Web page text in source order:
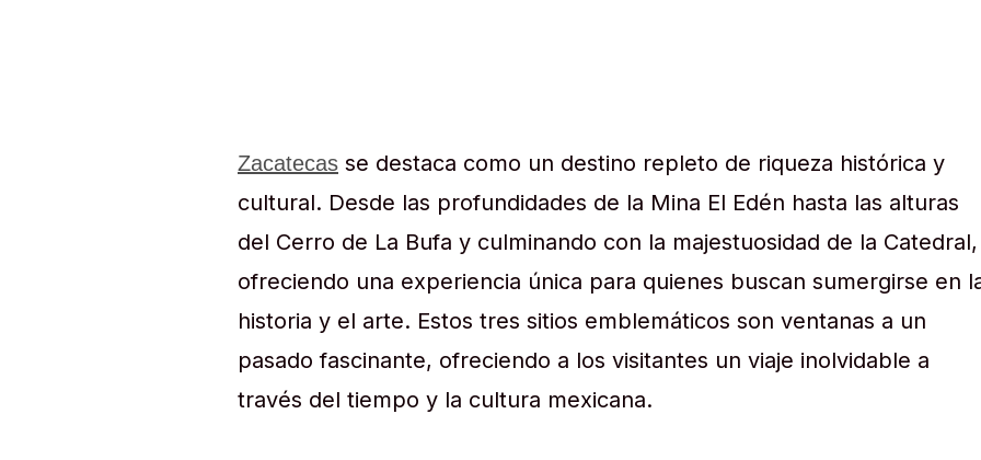
Zacatecas se destaca como un destino repleto de riqueza histórica y
cultural. Desde las profundidades de la Mina El Edén hasta las alturas
del Cerro de La Bufa y culminando con la majestuosidad de la Catedral,
ofreciendo una experiencia única para quienes buscan sumergirse en
historia y el arte. Estos tres sitios emblemáticos son ventanas a un
pasado fascinante, ofreciendo a los visitantes un viaje inolvidable a
través del tiempo y la cultura mexicana.